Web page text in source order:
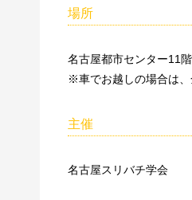
場所
名古屋都市センター11
※車でお越しの場合は
主催
名古屋スリバチ学会